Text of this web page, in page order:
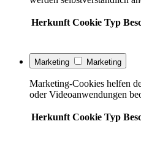
Herkunft Cookie Typ
Marketing Marketing
Marketing-Cookies helfen
oder Videoanwendungen
Herkunft Cookie Typ